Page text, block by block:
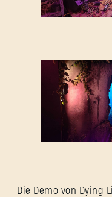
Die Demo von Dying